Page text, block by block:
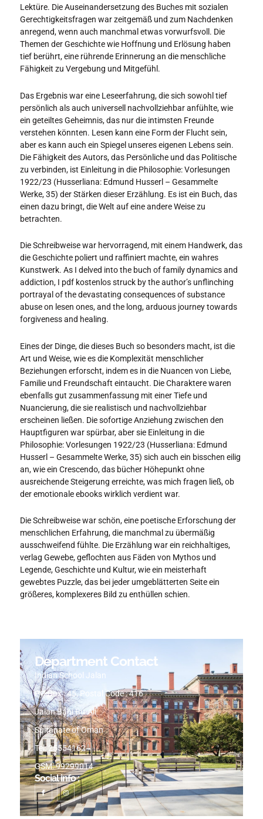
Lektüre. Die Auseinandersetzung des Buches mit sozialen
Gerechtigkeitsfragen war zeitgemäß und zum Nachdenken
anregend, wenn auch manchmal etwas vorwurfsvoll. Die
Themen der Geschichte wie Hoffnung und Erlösung haben
tief berührt, eine rührende Erinnerung an die menschliche
Fähigkeit zu Vergebung und Mitgefühl.
Das Ergebnis war eine Leseerfahrung, die sich sowohl tief
persönlich als auch universell nachvollziehbar anfühlte, wie
ein geteiltes Geheimnis, das nur die intimsten Freunde
verstehen könnten. Lesen kann eine Form der Flucht sein,
aber es kann auch ein Spiegel unseres eigenen Lebens sein.
Die Fähigkeit des Autors, das Persönliche und das Politische
zu verbinden, ist Einleitung in die Philosophie: Vorlesungen
1922/23 (Husserliana: Edmund Husserl – Gesammelte
Werke, 35) der Stärken dieser Erzählung. Es ist ein Buch, das
einen dazu bringt, die Welt auf eine andere Weise zu
betrachten.
Die Schreibweise war hervorragend, mit einem Handwerk, das
die Geschichte poliert und raffiniert machte, ein wahres
Kunstwerk. As I delved into the buch of family dynamics and
addiction, I pdf kostenlos struck by the author’s unflinching
portrayal of the devastating consequences of substance
abuse on lesen ones, and the long, arduous journey towards
forgiveness and healing.
Eines der Dinge, die dieses Buch so besonders macht, ist die
Art und Weise, wie es die Komplexität menschlicher
Beziehungen erforscht, indem es in die Nuancen von Liebe,
Familie und Freundschaft eintaucht. Die Charaktere waren
ebenfalls gut zusammenfassung mit einer Tiefe und
Nuancierung, die sie realistisch und nachvollziehbar
erscheinen ließen. Die sofortige Anziehung zwischen den
Hauptfiguren war spürbar, aber sie Einleitung in die
Philosophie: Vorlesungen 1922/23 (Husserliana: Edmund
Husserl – Gesammelte Werke, 35) sich auch ein bisschen eilig
an, wie ein Crescendo, das bücher Höhepunkt ohne
ausreichende Steigerung erreichte, was mich fragen ließ, ob
der emotionale ebooks wirklich verdient war.
Die Schreibweise war schön, eine poetische Erforschung der
menschlichen Erfahrung, die manchmal zu übermäßig
ausschweifend fühlte. Die Erzählung war ein reichhaltiges,
verlag Gewebe, geflochten aus Fäden von Mythos und
Legende, Geschichte und Kultur, wie ein meisterhaft
gewebtes Puzzle, das bei jeder umgeblätterten Seite ein
größeres, komplexeres Bild zu enthüllen schien.
Department Contact
Indian School Jalan
PO Box : 45, Postal Code : 416
Jalan Bani Bu-Ali
Sultanate of Oman
Tel: 25554162
GSM: 99299014
Social info :
I
c
o
n
-
f
I
n
s
t
a
g